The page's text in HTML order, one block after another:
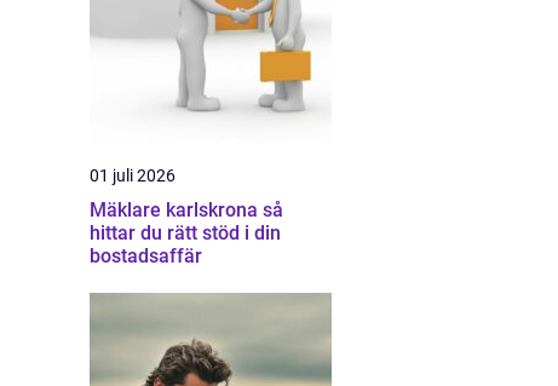
01 juli 2026
Mäklare karlskrona så
hittar du rätt stöd i din
bostadsaffär